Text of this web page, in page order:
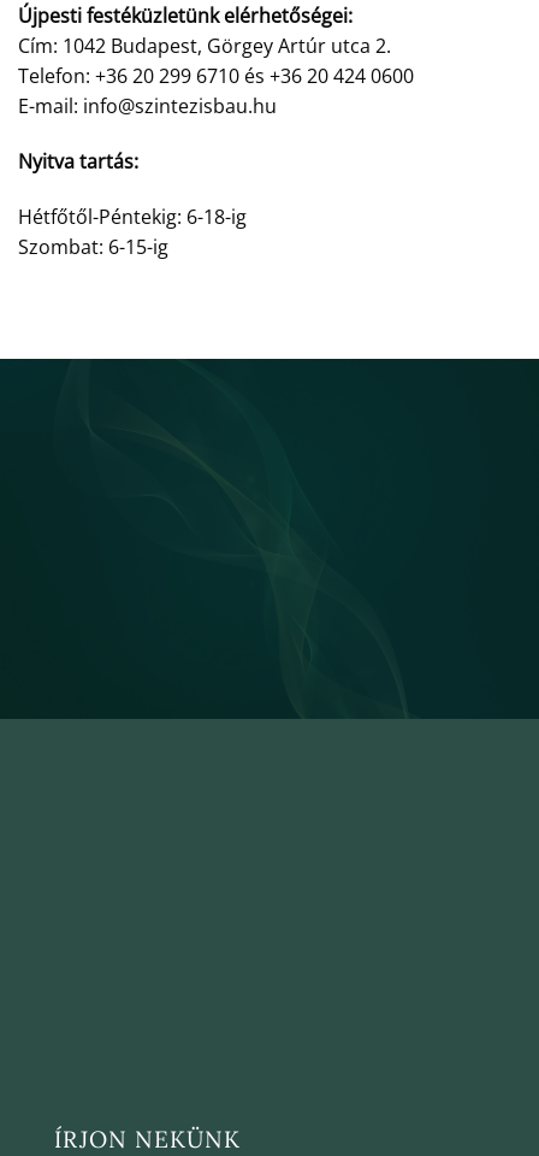
Újpesti festéküzletünk elérhetőségei:
Cím: 1042 Budapest, Görgey Artúr utca 2.
Telefon: +36 20 299 6710 és +36 20 424 0600
E-mail: info@szintezisbau.hu
Nyitva tartás:
Hétfőtől-Péntekig: 6-18-ig
Szombat: 6-15-ig
ÍRJON NEKÜNK